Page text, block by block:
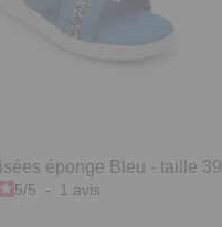
éponge Bleu - taille 39
5/5 - 1 avis